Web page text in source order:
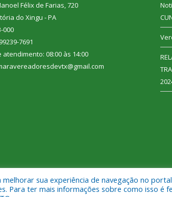
Félix de Farias, 720
do Xingu - PA
000
7691
08:00 às 14:00
reservados a Câmara Municipal de Vitória do
melhorar sua experiência de navegação no
Para ter mais informações sobre como isso é